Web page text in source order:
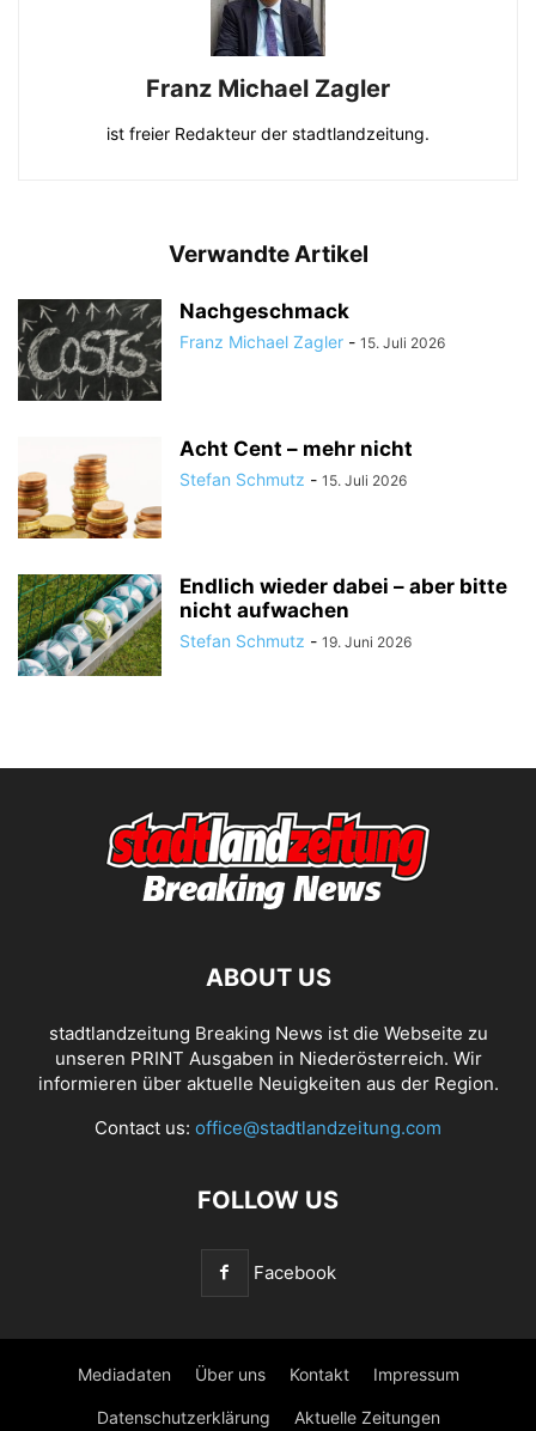
Franz Michael Zagler
ist freier Redakteur der stadtlandzeitung.
Verwandte Artikel
Nachgeschmack
Franz Michael Zagler - 15. Juli 2026
Acht Cent – mehr nicht
Stefan Schmutz - 15. Juli 2026
Endlich wieder dabei – aber bitte
nicht aufwachen
Stefan Schmutz - 19. Juni 2026
ABOUT US
stadtlandzeitung Breaking News ist die Webseite zu
unseren PRINT Ausgaben in Niederösterreich. Wir
informieren über aktuelle Neuigkeiten aus der Region.
Contact us: office@stadtlandzeitung.com
FOLLOW US
Facebook
Mediadaten Über uns Kontakt Impressum
Datenschutzerklärung Aktuelle Zeitungen